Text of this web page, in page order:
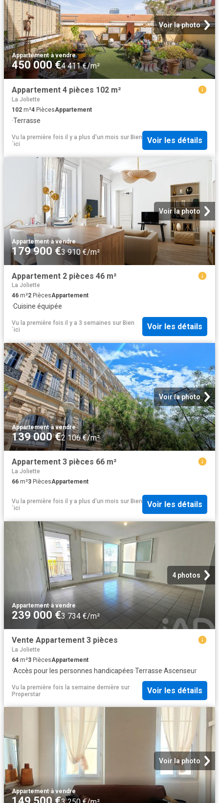
Voir la photo
Appartement·à vendre
450 000 €4 411 €/m²
Appartement 4 pièces 102 m²
La Joliette
102 m²4 PiècesAppartement
·Terrasse
Vu la première fois il y a plus d'un mois sur Bien
´ici
Voir les détails
Voir la photo
Appartement·à vendre
179 900 €3 910 €/m²
Appartement 2 pièces 46 m²
La Joliette
46 m²2 PiècesAppartement
·Cuisine équipée
Vu la première fois il y a 3 semaines sur Bien
´ici
Voir les détails
Voir la photo
Appartement·à vendre
139 000 €2 106 €/m²
Appartement 3 pièces 66 m²
La Joliette
66 m²3 PiècesAppartement
Vu la première fois il y a plus d'un mois sur Bien
´ici
Voir les détails
4 photos
Appartement·à vendre
239 000 €3 734 €/m²
Vente Appartement 3 pièces
La Joliette
64 m²3 PiècesAppartement
·Accès pour les personnes handicapées·Terrasse·Ascenseur
Vu la première fois la semaine dernière sur
Properstar
Voir les détails
Voir la photo
Appartement·à vendre